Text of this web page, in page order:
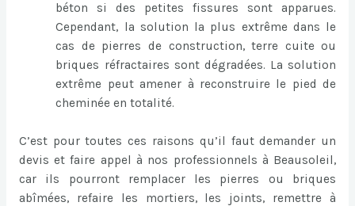
béton si des petites fissures sont apparues.
Cependant, la solution la plus extrême dans le
cas de pierres de construction, terre cuite ou
briques réfractaires sont dégradées. La solution
extrême peut amener à reconstruire le pied de
cheminée en totalité.
C’est pour toutes ces raisons qu’il faut demander un
devis et faire appel à nos professionnels à Beausoleil,
car ils pourront remplacer les pierres ou briques
abîmées, refaire les mortiers, les joints, remettre à